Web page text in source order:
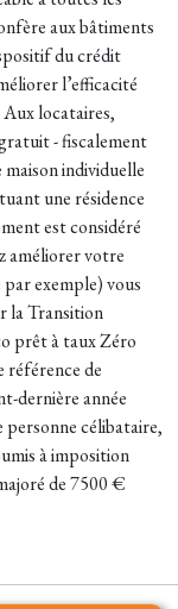
aux bâtiments
du crédit
l’efficacité
Aux locataires,
- fiscalement
individuelle
une résidence
est considéré
améliorer votre
exemple) vous
la Transition
prêt à taux Zéro
référence de
dernière année
célibataire,
à imposition
de 7500 €